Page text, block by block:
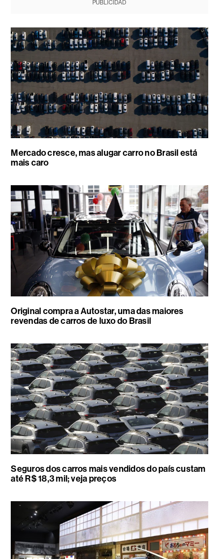
PUBLICIDAD
Mercado cresce, mas alugar carro no Brasil está
mais caro
Original compra a Autostar, uma das maiores
revendas de carros de luxo do Brasil
Seguros dos carros mais vendidos do país custam
até R$ 18,3 mil; veja preços